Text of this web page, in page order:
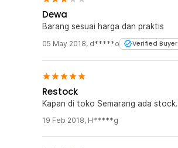
Dewa
Barang sesuai harga dan praktis
05 May 2018, d*****o Verified Buyer
Restock
Kapan di toko Semarang ada stock.
19 Feb 2018, H*****g